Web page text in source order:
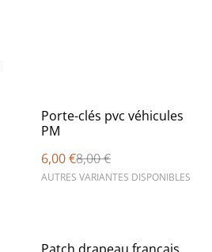
%
Porte-clés pvc véhicules
PM
6,00 €8,00 €
AUTRES VARIANTES DISPONIBLES